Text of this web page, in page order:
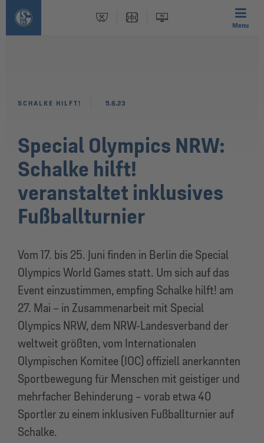
Menu
Special Olympics NRW:
Schalke hilft!
veranstaltet inklusives
Fußballturnier
Vom 17. bis 25. Juni finden in Berlin die Special
Olympics World Games statt. Um sich auf das
Event einzustimmen, empfing Schalke hilft! am
27. Mai – in Zusammenarbeit mit Special
Olympics NRW, dem NRW-Landesverband der
weltweit größten, vom Internationalen
Olympischen Komitee (IOC) offiziell anerkannten
Sportbewegung für Menschen mit geistiger und
mehrfacher Behinderung – vorab etwa 40
Sportler zu einem inklusiven Fußballturnier auf
Schalke.
SCHALKE HILFT! 5.6.23